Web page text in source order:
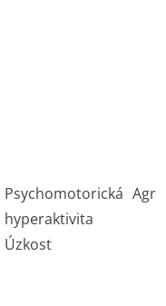
Psychomotorická
hyperaktivita
Úzkost